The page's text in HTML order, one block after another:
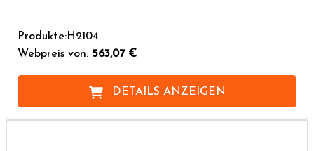
Produkte:H2104
Webpreis von: 563,07 €
DETAILS ANZEIGEN